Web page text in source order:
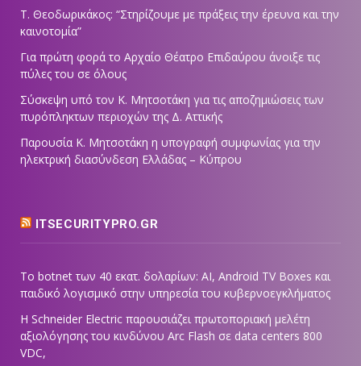
Τ. Θεοδωρικάκος: “Στηρίζουμε με πράξεις την έρευνα και την
καινοτομία”
Για πρώτη φορά το Αρχαίο Θέατρο Επιδαύρου άνοιξε τις
πύλες του σε όλους
Σύσκεψη υπό τον Κ. Μητσοτάκη για τις αποζημιώσεις των
πυρόπληκτων περιοχών της Δ. Αττικής
Παρουσία Κ. Μητσοτάκη η υπογραφή συμφωνίας για την
ηλεκτρική διασύνδεση Ελλάδας – Κύπρου
ITSECURITYPRO.GR
Το botnet των 40 εκατ. δολαρίων: AI, Android TV Boxes και
παιδικό λογισμικό στην υπηρεσία του κυβερνοεγκλήματος
Η Schneider Electric παρουσιάζει πρωτοποριακή μελέτη
αξιολόγησης του κινδύνου Arc Flash σε data centers 800
VDC,